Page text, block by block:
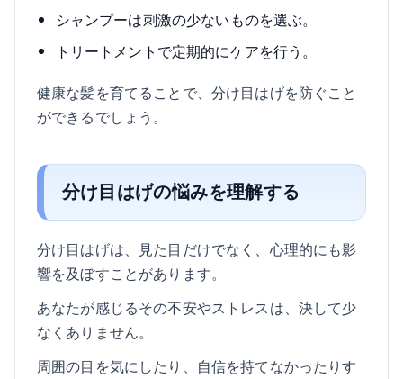
シャンプーは刺激の少ないものを選ぶ。
トリートメントで定期的にケアを行う。
健康な髪を育てることで、分け目はげを防ぐこと
ができるでしょう。
分け目はげの悩みを理解する
分け目はげは、見た目だけでなく、心理的にも影
響を及ぼすことがあります。
あなたが感じるその不安やストレスは、決して少
なくありません。
周囲の目を気にしたり、自信を持てなかったりす